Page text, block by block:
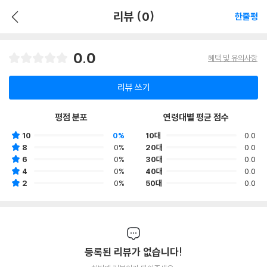
리뷰 (0) 한줄평
0.0 혜택 및 유의사항
리뷰 쓰기
평점 분포
10
0%
8
0%
6
0%
4
0%
2
0%
연령대별 평균 점수
10대
0.0
20대
0.0
30대
0.0
40대
0.0
50대
0.0
등록된 리뷰가 없습니다!